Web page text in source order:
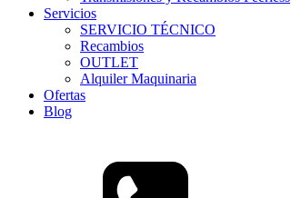
Servicios
SERVICIO TÉCNICO
Recambios
OUTLET
Alquiler Maquinaria
Ofertas
Blog